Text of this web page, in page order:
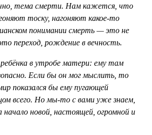
тема смерти. Нам кажется, что
тоску, нагоняют какое-то
понимании смерть — это не
переход, рождение в вечность.
в утробе матери: ему там
Если бы он мог мыслить, то
показался бы ему пугающей
всего. Но мы-то с вами уже знаем,
начало новой, настоящей, огромной и